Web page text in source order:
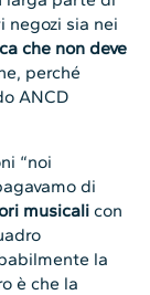
negozi sia nei
che non deve
perché
ANCD
“noi
di
musicali con
la
è che la